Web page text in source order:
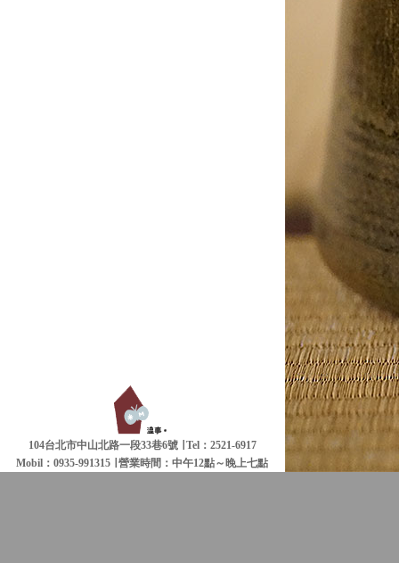
104台北市中山北路一段33巷6號 ∣ Tel：2521-6917
Mobil：0935-991315 ∣
營業時間：中午12點～晚上七點